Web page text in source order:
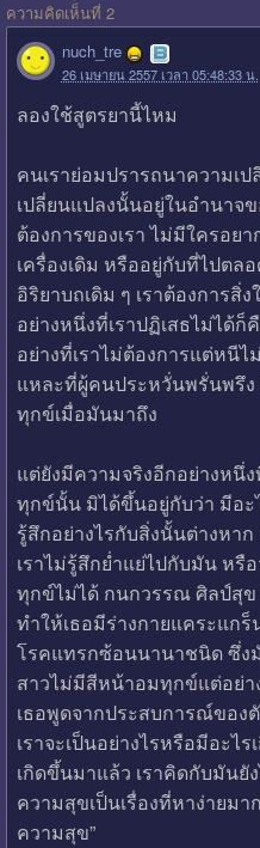
ความคิดเห็นที่ 2
nuch_tre
26 เมษายน 2557 เวลา 05:48:33 น.
ลองใช้สูตรยานี้ไหม
คนเราย่อมปรารถนาความเ
เปลี่ยนแปลงนั้นอยู่ในอำนาจ
ต้องการของเรา ไม่มีใครอย
เครื่องเดิม หรืออยู่กับที่ไปตล
อิริยาบถเดิม ๆ เราต้องการสิ่
อย่างหนึ่งที่เราปฏิเสธไม่ได้
อย่างที่เราไม่ต้องการแต่หนี
แหละที่ผู้คนประหวั่นพรั่นพรึง
ทุกข์เมื่อมันมาถึง
แต่ยังมีความจริงอีกอย่างหนึ่
ทุกข์นั้น มิได้ขึ้นอยู่กับว่า มีอะ
รู้สึกอย่างไรกับสิ่งนั้นต่างหา
เราไม่รู้สึกย่ำแย่ไปกับมัน หรื
ทุกข์ไม่ได้ กนกวรรณ ศิลป์สุข
ทำให้เธอมีร่างกายแคระแกร็
โรคแทรกซ้อนนานาชนิด ซึ่ง
สาวไม่มีสีหน้าอมทุกข์แต่อย่
เธอพูดจากประสบการณ์ของ
เราจะเป็นอย่างไรหรือมีอะ
เกิดขึ้นมาแล้ว เราคิดกับมันยั
ความสุขเป็นเรื่องที่หาง่ายมา
ความสุข”